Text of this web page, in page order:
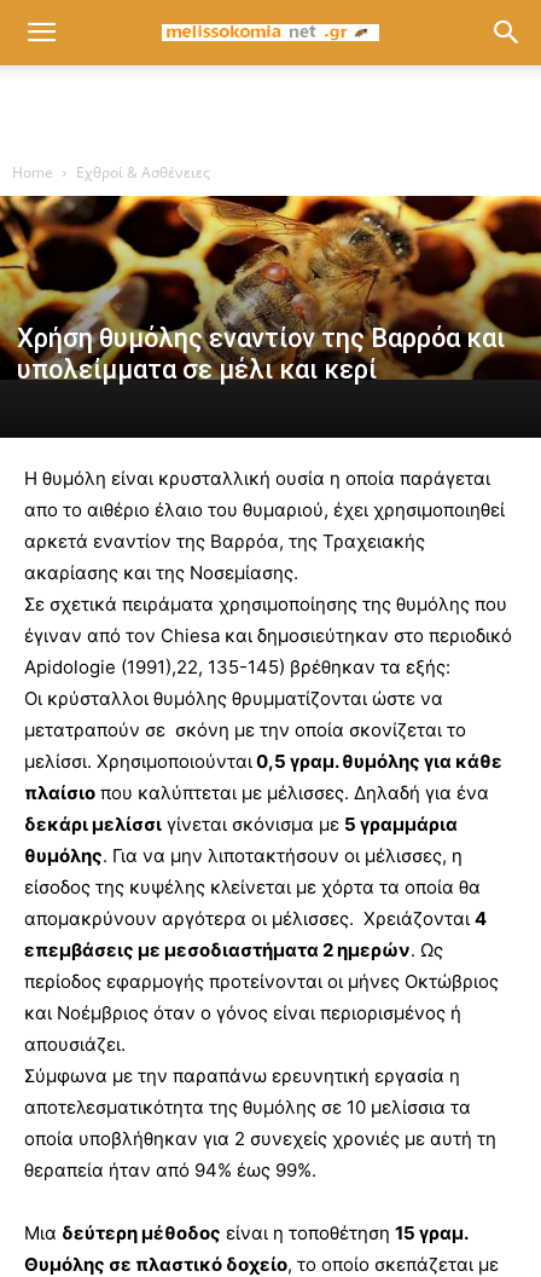
Home Εχθροί & Ασθένειες
Χρήση θυμόλης εναντίον της Βαρρόα και
υπολείμματα σε μέλι και κερί
Η θυμόλη είναι κρυσταλλική ουσία η οποία παράγεται
απο το αιθέριο έλαιο του θυμαριού, έχει χρησιμοποιηθεί
αρκετά εναντίον της Βαρρόα, της Τραχειακής
ακαρίασης και της Νοσεμίασης.
Σε σχετικά πειράματα χρησιμοποίησης της θυμόλης που
έγιναν από τον Chiesa και δημοσιεύτηκαν στο περιοδικό
Apidologie (1991),22, 135-145) βρέθηκαν τα εξής:
Οι κρύσταλλοι θυμόλης θρυμματίζονται ώστε να
μετατραπούν σε σκόνη με την οποία σκονίζεται το
μελίσσι. Χρησιμοποιούνται0,5 γραμ. θυμόλης για κάθε
πλαίσιο που καλύπτεται με μέλισσες. Δηλαδή για ένα
δεκάρι μελίσσι γίνεται σκόνισμα με 5 γραμμάρια
θυμόλης. Για να μην λιποτακτήσουν οι μέλισσες, η
είσοδος της κυψέλης κλείνεται με χόρτα τα οποία θα
απομακρύνουν αργότερα οι μέλισσες. Χρειάζονται 4
επεμβάσεις με μεσοδιαστήματα 2 ημερών. Ως
περίοδος εφαρμογής προτείνονται οι μήνες Οκτώβριος
και Νοέμβριος όταν ο γόνος είναι περιορισμένος ή
απουσιάζει.
Σύμφωνα με την παραπάνω ερευνητική εργασία η
αποτελεσματικότητα της θυμόλης σε 10 μελίσσια τα
οποία υποβλήθηκαν για 2 συνεχείς χρονιές με αυτή τη
θεραπεία ήταν από 94% έως 99%.
Μια δεύτερη μέθοδος είναι η τοποθέτηση 15 γραμ.
Θυμόλης σε πλαστικό δοχείο, το οποίο σκεπάζεται με